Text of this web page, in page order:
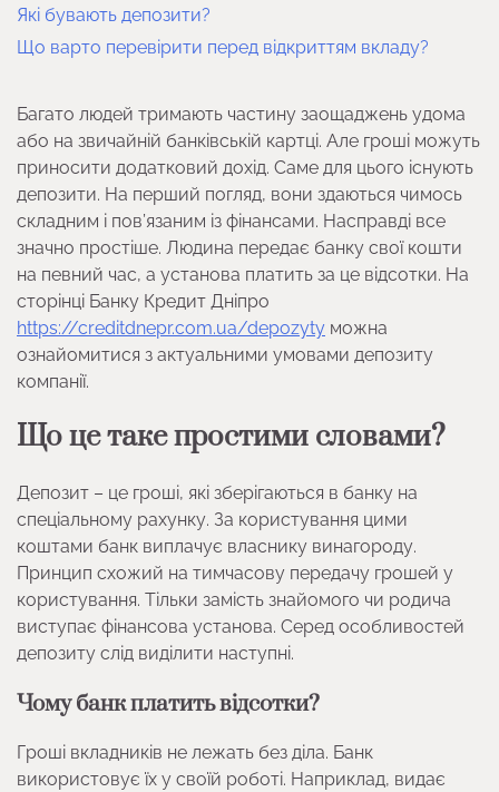
Які бувають депозити?
Що варто перевірити перед відкриттям вкладу?
Багато людей тримають частину заощаджень удома
або на звичайній банківській картці. Але гроші можуть
приносити додатковий дохід. Саме для цього існують
депозити. На перший погляд, вони здаються чимось
складним і пов’язаним із фінансами. Насправді все
значно простіше. Людина передає банку свої кошти
на певний час, а установа платить за це відсотки. На
сторінці Банку Кредит Дніпро
https://creditdnepr.com.ua/depozyty можна
ознайомитися з актуальними умовами депозиту
компанії.
Що це таке простими словами?
Депозит – це гроші, які зберігаються в банку на
спеціальному рахунку. За користування цими
коштами банк виплачує власнику винагороду.
Принцип схожий на тимчасову передачу грошей у
користування. Тільки замість знайомого чи родича
виступає фінансова установа. Серед особливостей
депозиту слід виділити наступні.
Чому банк платить відсотки?
Гроші вкладників не лежать без діла. Банк
використовує їх у своїй роботі. Наприклад, видає